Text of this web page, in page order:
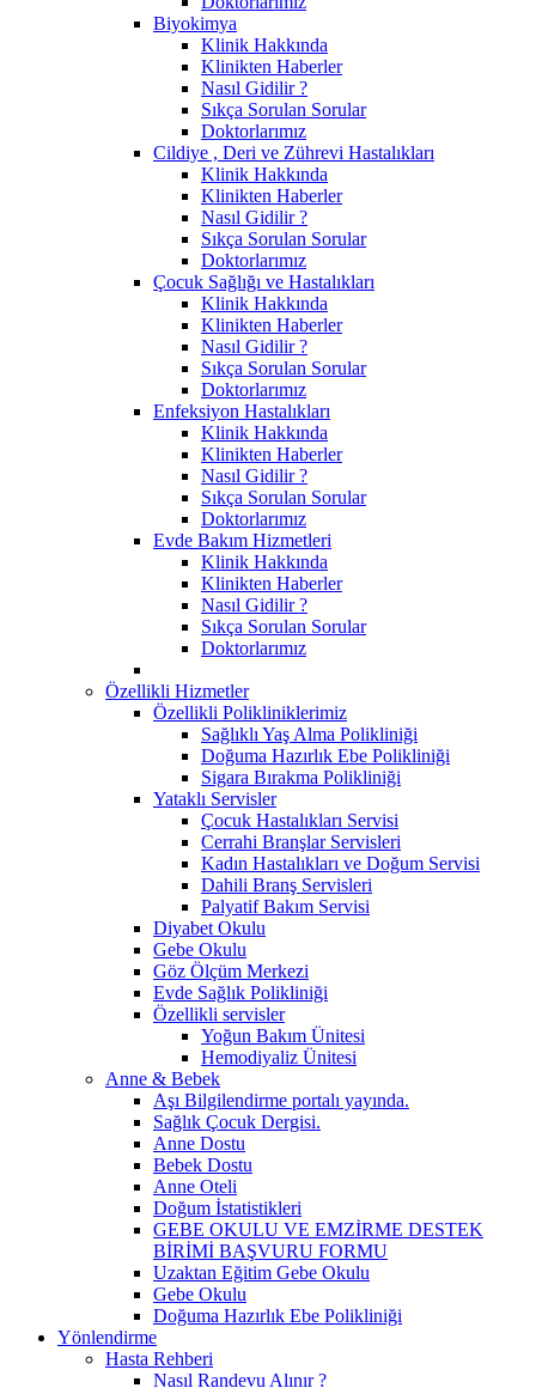
Biyokimya
Klinik Hakkında
Klinikten Haberler
Nasıl Gidilir ?
Sıkça Sorulan Sorular
Doktorlarımız
Cildiye , Deri ve Zührevi Hastalıkları
Klinik Hakkında
Klinikten Haberler
Nasıl Gidilir ?
Sıkça Sorulan Sorular
Doktorlarımız
Çocuk Sağlığı ve Hastalıkları
Klinik Hakkında
Klinikten Haberler
Nasıl Gidilir ?
Sıkça Sorulan Sorular
Doktorlarımız
Enfeksiyon Hastalıkları
Klinik Hakkında
Klinikten Haberler
Nasıl Gidilir ?
Sıkça Sorulan Sorular
Doktorlarımız
Evde Bakım Hizmetleri
Klinik Hakkında
Klinikten Haberler
Nasıl Gidilir ?
Sıkça Sorulan Sorular
Doktorlarımız
Özellikli Hizmetler
Özellikli Polikliniklerimiz
Sağlıklı Yaş Alma Polikliniği
Doğuma Hazırlık Ebe Polikliniği
Sigara Bırakma Polikliniği
Yataklı Servisler
Çocuk Hastalıkları Servisi
Cerrahi Branşlar Servisleri
Kadın Hastalıkları ve Doğum Servisi
Dahili Branş Servisleri
Palyatif Bakım Servisi
Diyabet Okulu
Gebe Okulu
Göz Ölçüm Merkezi
Evde Sağlık Polikliniği
Özellikli servisler
Yoğun Bakım Ünitesi
Hemodiyaliz Ünitesi
Anne & Bebek
Aşı Bilgilendirme portalı yayında.
Sağlık Çocuk Dergisi.
Anne Dostu
Bebek Dostu
Anne Oteli
Doğum İstatistikleri
GEBE OKULU VE EMZİRME DESTEK
BİRİMİ BAŞVURU FORMU
Uzaktan Eğitim Gebe Okulu
Gebe Okulu
Doğuma Hazırlık Ebe Polikliniği
Yönlendirme
Hasta Rehberi
Nasıl Randevu Alınır ?